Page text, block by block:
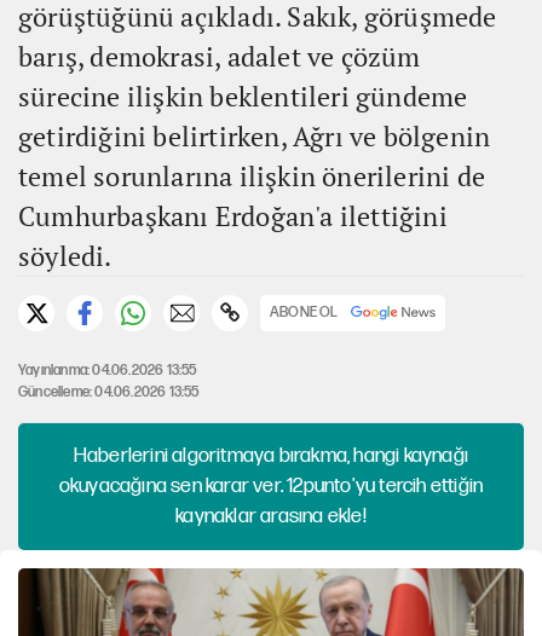
görüştüğünü açıkladı. Sakık, görüşmede
barış, demokrasi, adalet ve çözüm
sürecine ilişkin beklentileri gündeme
getirdiğini belirtirken, Ağrı ve bölgenin
temel sorunlarına ilişkin önerilerini de
Cumhurbaşkanı Erdoğan'a ilettiğini
söyledi.
ABONE OL
Yayınlanma: 04.06.2026 13:55
Güncelleme: 04.06.2026 13:55
Haberlerini algoritmaya bırakma, hangi kaynağı
okuyacağına sen karar ver. 12punto'yu tercih ettiğin
kaynaklar arasına ekle!